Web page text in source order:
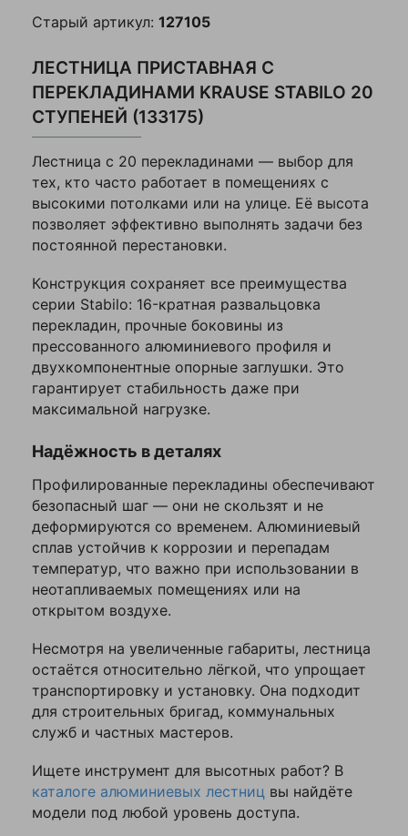
Старый артикул: 127105
ЛЕСТНИЦА ПРИСТАВНАЯ С
ПЕРЕКЛАДИНАМИ KRAUSE STABILO 20
СТУПЕНЕЙ (133175)
Лестница с 20 перекладинами — выбор для
тех, кто часто работает в помещениях с
высокими потолками или на улице. Её высота
позволяет эффективно выполнять задачи без
постоянной перестановки.
Конструкция сохраняет все преимущества
серии Stabilo: 16-кратная развальцовка
перекладин, прочные боковины из
прессованного алюминиевого профиля и
двухкомпонентные опорные заглушки. Это
гарантирует стабильность даже при
максимальной нагрузке.
Надёжность в деталях
Профилированные перекладины обеспечивают
безопасный шаг — они не скользят и не
деформируются со временем. Алюминиевый
сплав устойчив к коррозии и перепадам
температур, что важно при использовании в
неотапливаемых помещениях или на
открытом воздухе.
Несмотря на увеличенные габариты, лестница
остаётся относительно лёгкой, что упрощает
транспортировку и установку. Она подходит
для строительных бригад, коммунальных
служб и частных мастеров.
Ищете инструмент для высотных работ? В
каталоге алюминиевых лестниц вы найдёте
модели под любой уровень доступа.
данного сайта